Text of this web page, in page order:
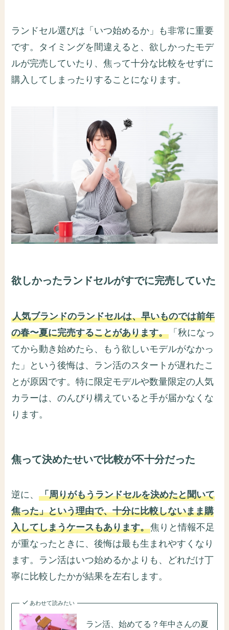
ランドセル選びは「いつ始めるか」も非常に重要
です。タイミングを間違えると、欲しかったモデ
ルが完売していたり、焦って十分な比較をせずに
購入してしまったりすることになります。
欲しかったランドセルがすでに完売していた
人気ブランドのランドセルは、早いものでは前年
の春〜夏に完売することがあります。 「秋になっ
てから動き始めたら、もう欲しいモデルがなかっ
た」という後悔は、ラン活のスタートが遅れたこ
とが原因です。特に限定モデルや数量限定の人気
カラーは、のんびり構えていると手が届かなくな
ります。
焦って決めたせいで比較が不十分だった
逆に、「周りがもうランドセルを決めたと聞いて
焦った」という理由で、十分に比較しないまま購
入してしまうケースもあります。焦りと情報不足
が重なったときに、後悔は最も生まれやすくなり
ます。ラン活はいつ始めるかよりも、どれだけ丁
寧に比較したかが結果を左右します。
あわせて読みたい
ラン活、始めてる？年中さんの夏